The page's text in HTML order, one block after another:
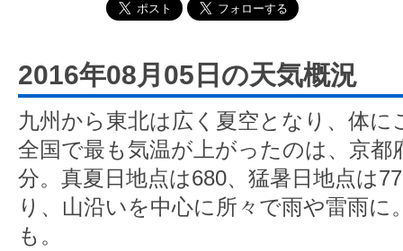
2016年08月05日の天気概況
九州から東北は広く夏空となり、体
全国で最も気温が上がったのは、京都
分。真夏日地点は680、猛暑日地点は
り、山沿いを中心に所々で雨や雷雨
も。